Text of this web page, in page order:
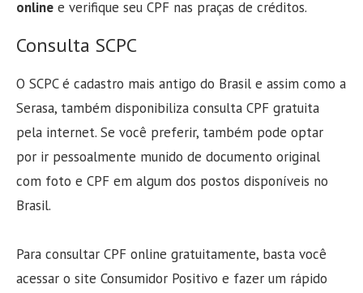
online e verifique seu CPF nas praças de créditos.
Consulta SCPC
O SCPC é cadastro mais antigo do Brasil e assim como a
Serasa, também disponibiliza consulta CPF gratuita
pela internet. Se você preferir, também pode optar
por ir pessoalmente munido de documento original
com foto e CPF em algum dos postos disponíveis no
Brasil.
Para consultar CPF online gratuitamente, basta você
acessar o site Consumidor Positivo e fazer um rápido